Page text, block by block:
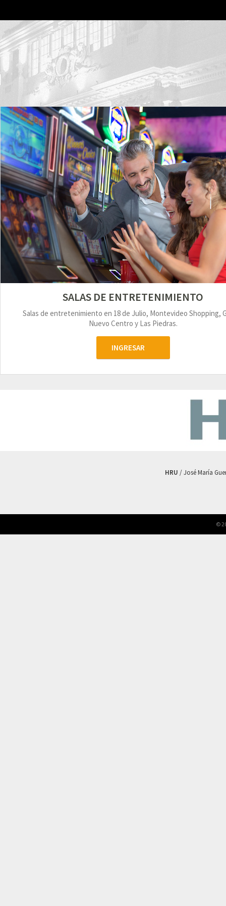
SALAS DE ENTRETENIMIENTO
Salas de entretenimiento en 18 de Julio, Montevideo Shopping,
Nuevo Centro y Las Piedras.
INGRESAR
HRU / José María
©